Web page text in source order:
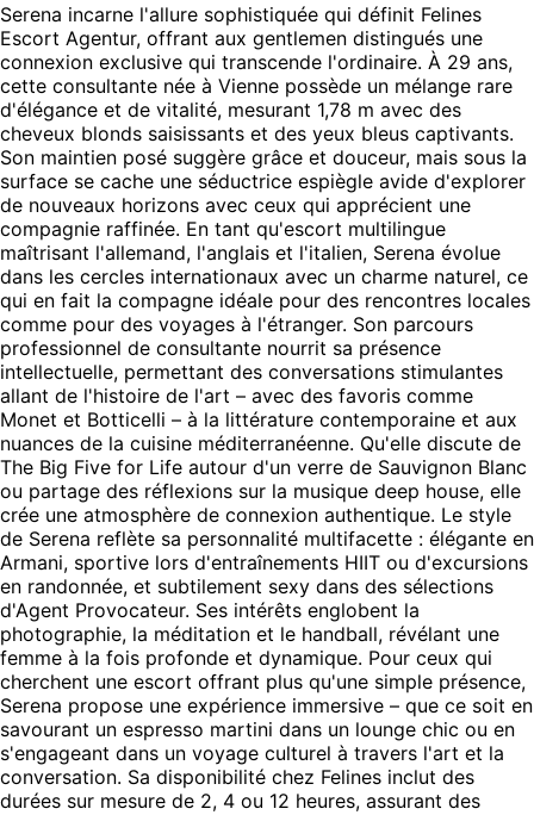
Serena incarne l'allure sophistiquée qui définit Felines
Escort Agentur, offrant aux gentlemen distingués une
connexion exclusive qui transcende l'ordinaire. À 29 ans,
cette consultante née à Vienne possède un mélange rare
d'élégance et de vitalité, mesurant 1,78 m avec des
cheveux blonds saisissants et des yeux bleus captivants.
Son maintien posé suggère grâce et douceur, mais sous la
surface se cache une séductrice espiègle avide d'explorer
de nouveaux horizons avec ceux qui apprécient une
compagnie raffinée. En tant qu'escort multilingue
maîtrisant l'allemand, l'anglais et l'italien, Serena évolue
dans les cercles internationaux avec un charme naturel, ce
qui en fait la compagne idéale pour des rencontres locales
comme pour des voyages à l'étranger. Son parcours
professionnel de consultante nourrit sa présence
intellectuelle, permettant des conversations stimulantes
allant de l'histoire de l'art – avec des favoris comme
Monet et Botticelli – à la littérature contemporaine et aux
nuances de la cuisine méditerranéenne. Qu'elle discute de
The Big Five for Life autour d'un verre de Sauvignon Blanc
ou partage des réflexions sur la musique deep house, elle
crée une atmosphère de connexion authentique. Le style
de Serena reflète sa personnalité multifacette : élégante en
Armani, sportive lors d'entraînements HIIT ou d'excursions
en randonnée, et subtilement sexy dans des sélections
d'Agent Provocateur. Ses intérêts englobent la
photographie, la méditation et le handball, révélant une
femme à la fois profonde et dynamique. Pour ceux qui
cherchent une escort offrant plus qu'une simple présence,
Serena propose une expérience immersive – que ce soit en
savourant un espresso martini dans un lounge chic ou en
s'engageant dans un voyage culturel à travers l'art et la
conversation. Sa disponibilité chez Felines inclut des
durées sur mesure de 2, 4 ou 12 heures, assurant des